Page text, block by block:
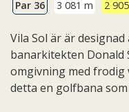
Par 36
3 081 m 2
Vila Sol är är
banarkitekten Donald
omgivning med frodig
detta en golfbana